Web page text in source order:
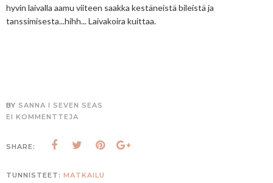
hyvin laivalla aamu viiteen saakka kestäneistä bileistä ja
tanssimisesta...hihh... Laivakoira kuittaa.
BY SANNA I SEVEN SEAS
EI KOMMENTTEJA
SHARE:
TUNNISTEET: MATKAILU